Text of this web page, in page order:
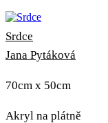
Srdce
Jana Pytáková
70cm x 50cm
Akryl na plátně